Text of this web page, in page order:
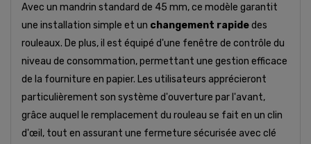
Avec un mandrin standard de 45 mm, ce modèle garantit
une installation simple et un changement rapidedes
rouleaux. De plus, il est équipé d'une fenêtre de contrôle du
niveau de consommation, permettant une gestion efficace
de la fourniture en papier. Les utilisateurs apprécieront
particulièrement son système d'ouverture par l'avant,
grâce auquel le remplacement du rouleau se fait en un clin
d'œil, tout en assurant une fermeture sécurisée avec clé